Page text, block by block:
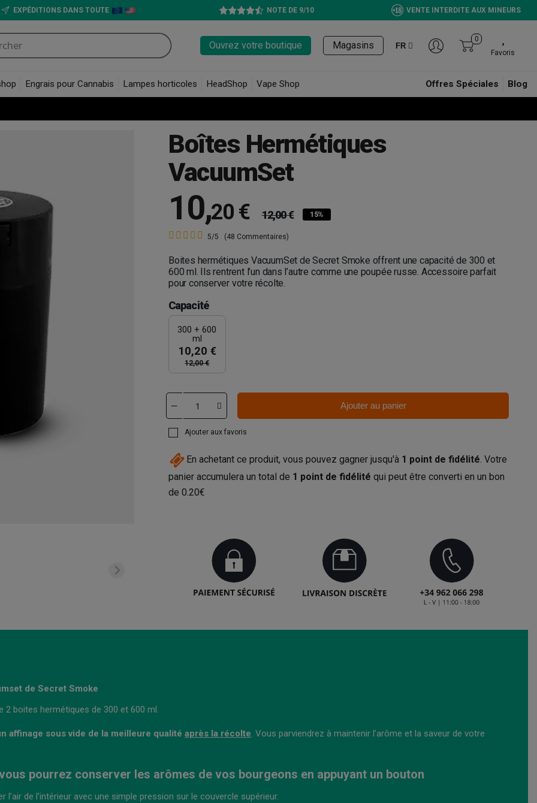
EXPÉDITIONS DANS TOUTE NOTE DE 9/10 VENTE INTERDITE AUX MINEURS
Ouvrez votre boutique Magasins FR
0
Favoris
Engrais pour Cannabis Lampes horticoles HeadShop Vape Shop Offres Spéciales Blog
Boîtes Hermétiques
VacuumSet
10,20 € 12,00 € 15%
5/5 (48 Commentaires)
Boites hermétiques VacuumSet de Secret Smoke offrent une capacité de 300 et
600 ml. Ils rentrent l’un dans l’autre comme une poupée russe. Accessoire parfait
pour conserver votre récolte.
Capacité
300 + 600
ml
10,20 €
12,00 €
Ajouter au panier
Ajouter aux favoris
En achetant ce produit, vous pouvez gagner jusqu'à 1 point de fidélité. Votre
panier accumulera un total de 1 point de fidélité qui peut être converti en un bon
de 0.20€
de Secret Smoke
2 boites hermétiques de 300 et 600 ml.
affinage sous vide de la meilleure qualité après la récolte. Vous parviendrez à maintenir l’arôme et la saveur de votre
pourrez conserver les arômes de vos bourgeons en appuyant un bouton
l’air de l’intérieur avec une simple pression sur le couvercle supérieur.